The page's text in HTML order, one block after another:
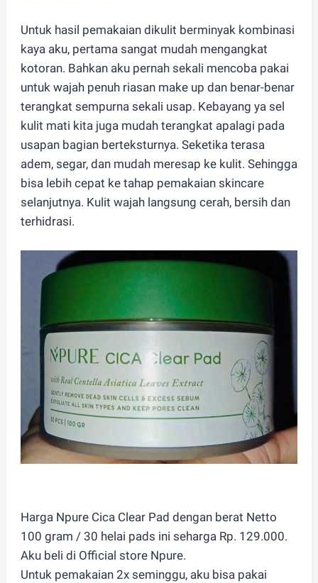
Untuk hasil pemakaian dikulit berminyak kombinasi
kaya aku, pertama sangat mudah mengangkat
kotoran. Bahkan aku pernah sekali mencoba pakai
untuk wajah penuh riasan make up dan benar-benar
terangkat sempurna sekali usap. Kebayang ya sel
kulit mati kita juga mudah terangkat apalagi pada
usapan bagian berteksturnya. Seketika terasa
adem, segar, dan mudah meresap ke kulit. Sehingga
bisa lebih cepat ke tahap pemakaian skincare
selanjutnya. Kulit wajah langsung cerah, bersih dan
terhidrasi.
Harga Npure Cica Clear Pad dengan berat Netto
100 gram / 30 helai pads ini seharga Rp. 129.000.
Aku beli di Official store Npure.
Untuk pemakaian 2x seminggu, aku bisa pakai